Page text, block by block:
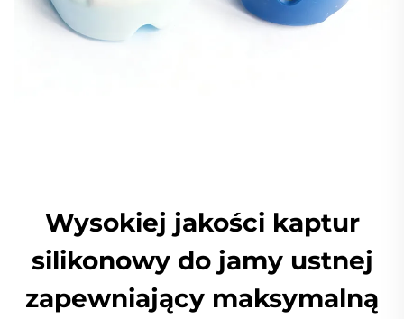
Wysokiej jakości kaptur
silikonowy do jamy ustnej
zapewniający maksymalną